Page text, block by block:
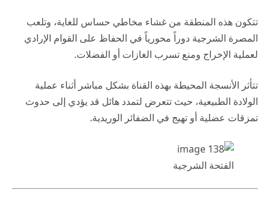
تتكون هذه المنطقة من غشاء مخاطي حساس للغاية، وتلعب
المصرة الشرجية دوراً محورياً في الحفاظ على القوام الإرادي
لعملية الإخراج ومنع تسرب الغازات أو الفضلات.
تتأثر الأنسجة المحيطة بهذه القناة بشكل مباشر أثناء عملية
الولادة الطبيعية، حيث تتعرض لتمدد هائل قد يؤدي إلى حدوث
تمزقات عضلية أو تهيج في الضفائر الوريدية.
الفتحة الشرجية